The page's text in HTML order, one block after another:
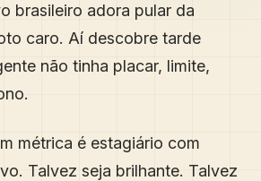
brasileiro adora pular da
caro. Aí descobre tarde
não tinha placar, limite,
métrica é estagiário com
Talvez seja brilhante. Talvez